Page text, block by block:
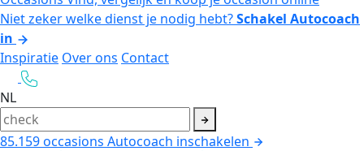
Niet zeker welke dienst je nodig hebt?Schakel Autocoach
in
Inspiratie Over ons Contact
NL
85.159occasions Autocoach inschakelen